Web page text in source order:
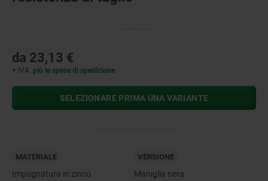
da 23,13 €
+ IVA più le spese di spedizione
SELEZIONARE PRIMA UNA VARIANTE
MATERIALE
Impugnatura in zinco
VERSIONE
Maniglia nera.